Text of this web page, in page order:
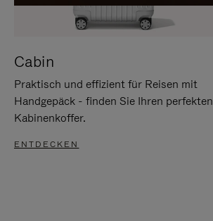
Cabin
Praktisch und effizient für Reisen mit
Handgepäck - finden Sie Ihren perfekten
Kabinenkoffer.
ENTDECKEN